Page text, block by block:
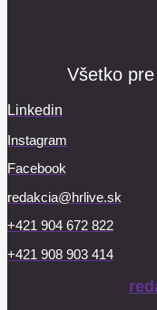
Všetko
Linkedin
Instagram
Facebook
redakcia@hrlive.sk
+421 904 672 822
+421 908 903 414